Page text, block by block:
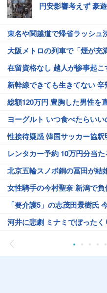
円安影響考えず 豪
東名や関越道で帰省ラッシュ
大阪メトロの列車で「煙が充
在留資格なし 越人が惨事起こ
新幹線できても生きてない 辛
総額120万円 豊胸した男性を
ヨーグルト いつ食べたらいい
性接待疑惑 韓国サッカー協釈
レンタカー予約 10万円分当た
北京五輪スノボ銅の冨田が結
女性騎手の今村聖奈 新潟で負
「要介護5」の志茂田景樹氏
河井に悲劇 ミナミでぼったく